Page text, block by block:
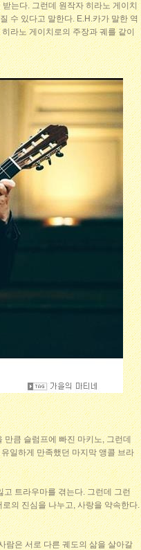
는다. 그런데 원작자 히라노 게이치
수 있다고 말한다. E.H.카가 말한 역
라노 게이치로의 주장과 궤를 같이
만큼 슬럼프에 빠진 마키노, 그런데
일하게 만족했던 마지막 앵콜 브라
트라우마를 겪는다. 그런데 그런
의 진심을 나누고, 사랑을 약속한다.
람은 서로 다른 궤도의 삶을 살아갈